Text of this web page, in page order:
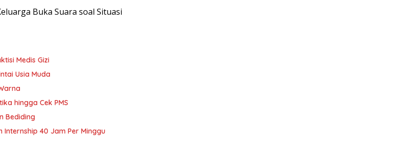
Buka Suara soal Situasi
Medis Gizi
Usia Muda
hingga Cek PMS
Bediding
Internship 40 Jam Per Minggu